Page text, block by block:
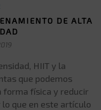
DE ALTA
HIIT y la
que podemos
física y reducir
que en este artículo